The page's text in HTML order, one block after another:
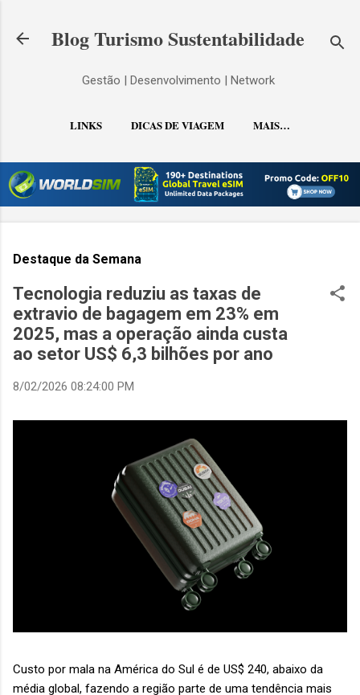
Blog Turismo Sustentabilidade
Gestão | Desenvolvimento | Network
LINKS DICAS DE VIAGEM MAIS…
CONTATO
Destaque da Semana
Tecnologia reduziu as taxas de
extravio de bagagem em 23% em
2025, mas a operação ainda custa
ao setor US$ 6,3 bilhões por ano
8/02/2026 08:24:00 PM
Custo por mala na América do Sul é de US$ 240, abaixo da
média global, fazendo a região parte de uma tendência mais